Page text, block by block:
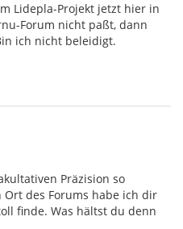
Lidepla-Projekt jetzt hier in
Forum nicht paßt, dann
ich nicht beleidigt.
Präzision so
des Forums habe ich dir
finde. Was hältst du denn